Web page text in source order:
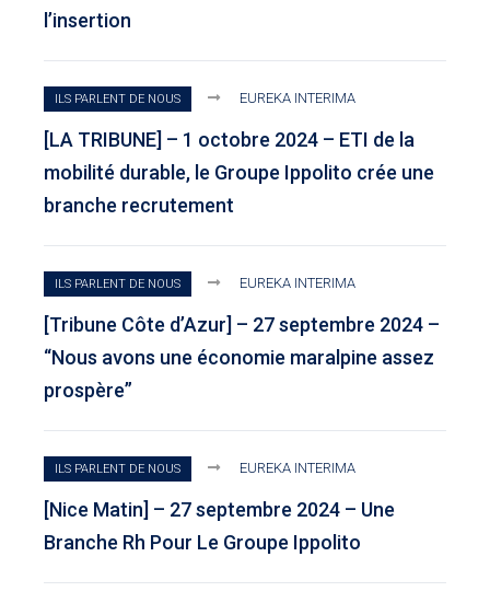
l’insertion
ILS PARLENT DE NOUS EUREKA INTERIMA
[LA TRIBUNE] – 1 octobre 2024 – ETI de la
mobilité durable, le Groupe Ippolito crée une
branche recrutement
ILS PARLENT DE NOUS EUREKA INTERIMA
[Tribune Côte d’Azur] – 27 septembre 2024 –
“Nous avons une économie maralpine assez
prospère”
ILS PARLENT DE NOUS EUREKA INTERIMA
[Nice Matin] – 27 septembre 2024 – Une
Branche Rh Pour Le Groupe Ippolito